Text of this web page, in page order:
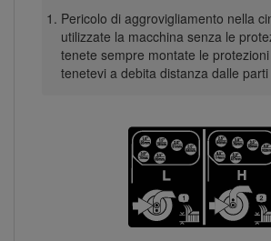
Pericolo di aggrovigliamento nella
utilizzate la macchina senza le
tenete sempre montate le
tenetevi a debita distanza dalle